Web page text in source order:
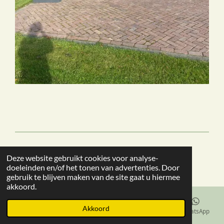
Deze website gebruikt cookies voor analyse-
doeleinden en/of het tonen van advertenties. Door
gebruik te blijven maken van de site gaat u hiermee
akkoord.
Akkoord
© 2020 - 2026 www.margotkempenaars.nl
Powered byJouwWeb
Telefoonnummer WhatsApp